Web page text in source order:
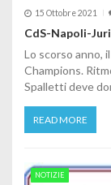
15 Ottobre 2021
CdS-Napoli-
Lo scorso anno,
Champions.
Spalletti deve
READ MORE
NOTIZIE